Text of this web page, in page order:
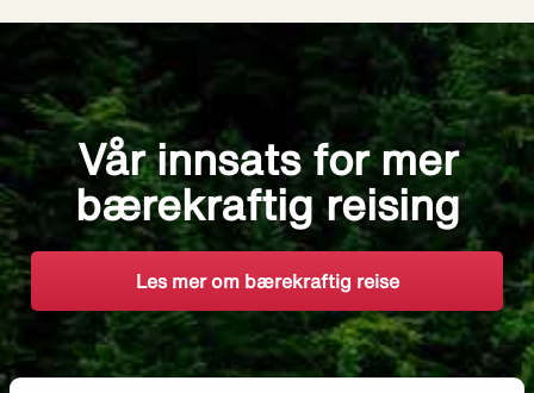
Vår innsats for mer
bærekraftig reising
Les mer om bærekraftig reise